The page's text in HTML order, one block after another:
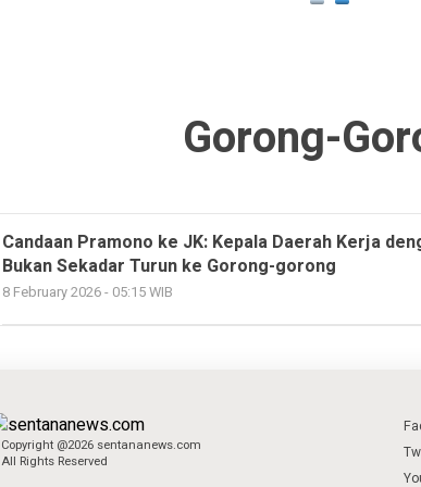
Gorong-
Candaan Pramono ke JK: Kepala Daerah Kerja
Bukan Sekadar Turun ke Gorong-gorong
8 February 2026 - 05:15 WIB
Copyright @2026 sentananews.com
All Rights Reserved